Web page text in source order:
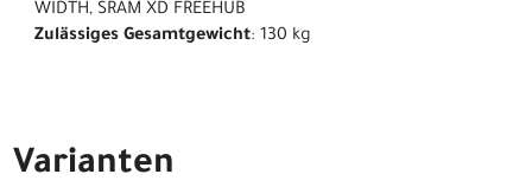
WIDTH, SRAM XD FREEHUB
Zulässiges Gesamtgewicht: 130 kg
Varianten